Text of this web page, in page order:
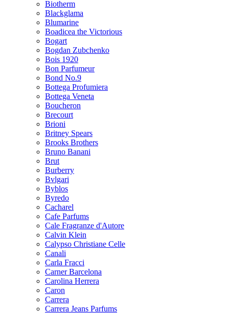
Biotherm
Blackglama
Blumarine
Boadicea the Victorious
Bogart
Bogdan Zubchenko
Bois 1920
Bon Parfumeur
Bond No.9
Bottega Profumiera
Bottega Veneta
Boucheron
Brecourt
Brioni
Britney Spears
Brooks Brothers
Bruno Banani
Brut
Burberry
Bvlgari
Byblos
Byredo
Cacharel
Cafe Parfums
Cale Fragranze d'Autore
Calvin Klein
Calypso Christiane Celle
Canali
Carla Fracci
Carner Barcelona
Carolina Herrera
Caron
Carrera
Carrera Jeans Parfums